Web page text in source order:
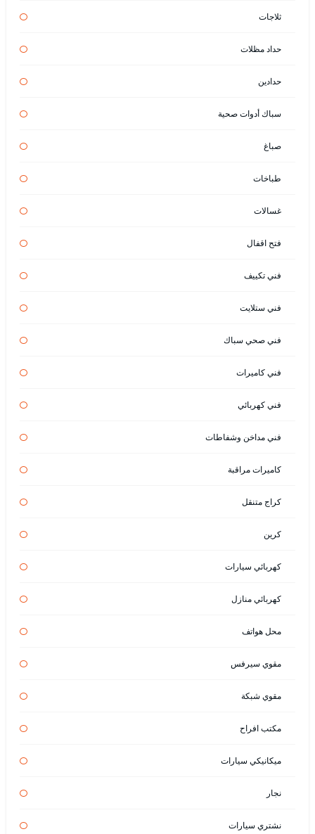
ثلاجات
حداد مظلات
حدادين
سباك أدوات صحية
صباغ
طباخات
غسالات
فتح اقفال
فني تكييف
فني ستلايت
فني صحي سباك
فني كاميرات
فني كهربائي
فني مداخن وشفاطات
كاميرات مراقبة
كراج متنقل
كرين
كهربائي سيارات
كهربائي منازل
محل هواتف
مقوي سيرفس
مقوي شبكة
مكتب افراح
ميكانيكي سيارات
نجار
نشتري سيارات